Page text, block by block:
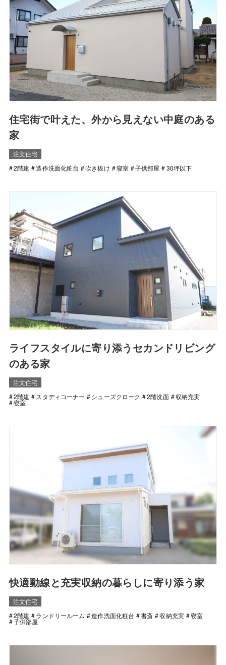
住宅街で叶えた、外から見えない中庭のある
家
注文住宅
2階建
造作洗面化粧台 吹き抜け 寝室 子供部屋 30坪以下
ライフスタイルに寄り添うセカンドリビング
のある家
注文住宅
2階建
スタディコーナー シューズクローク 2階洗面 収納充実
寝室
快適動線と充実収納の暮らしに寄り添う家
注文住宅
2階建
ランドリールーム 造作洗面化粧台 書斎 収納充実 寝室
子供部屋